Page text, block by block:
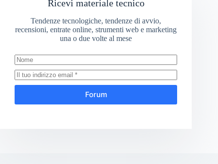
Ricevi materiale tecnico
Tendenze tecnologiche, tendenze di avvio,
recensioni, entrate online, strumenti web e marketing
una o due volte al mese
Forum